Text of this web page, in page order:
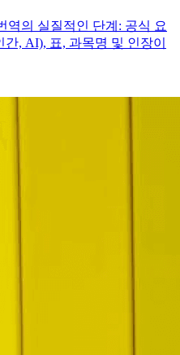
역의 실질적인 단계: 공식 요
, AI), 표, 과목명 및 인장이